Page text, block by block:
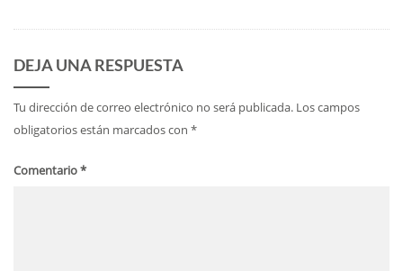
DEJA UNA RESPUESTA
Tu dirección de correo electrónico no será publicada. Los campos
obligatorios están marcados con *
Comentario*